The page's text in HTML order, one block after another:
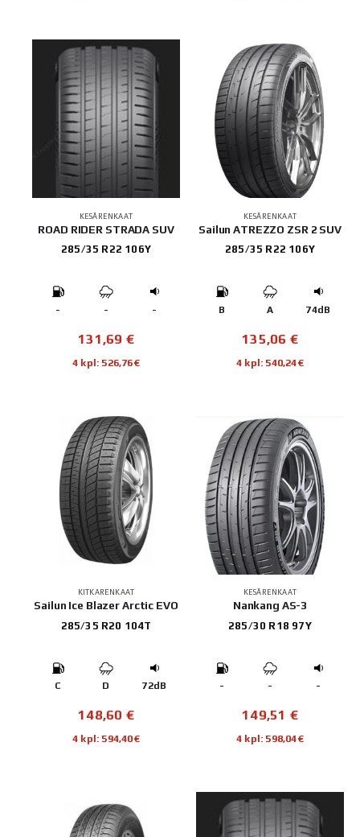
KESÄRENKAAT
ROAD RIDER STRADA SUV
285/35 R22 106Y
- - -
131,69 €
4 kpl: 526,76€
KESÄRENKAAT
Sailun ATREZZO ZSR 2 SUV
285/35 R22 106Y
B A 74dB
135,06 €
4 kpl: 540,24€
KITKARENKAAT
Sailun Ice Blazer Arctic EVO
285/35 R20 104T
C D 72dB
148,60 €
4 kpl: 594,40€
KESÄRENKAAT
Nankang AS-3
285/30 R18 97Y
- - -
149,51 €
4 kpl: 598,04€